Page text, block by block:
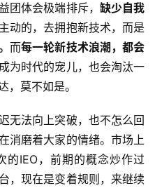
团体会极端排斥， 缺少自我
动的，去拥抱新技术，而是
而每一轮新技术浪潮，都会
成为时代的宠儿，也会淘汰一
，莫不如是。
无法向上突破，也不怎么回
消磨着大家的情绪。市场上
的IEO，前期的概念炒作过
，现在是变着规则，来继续